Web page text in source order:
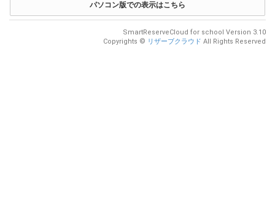
パソコン版での表示はこちら
SmartReserveCloud for school Version 3.10
Copyrights © リザーブクラウド All Rights Reserved